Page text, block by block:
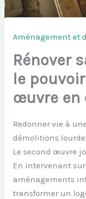
Aménagement et
Rénover
le
œuvre en
Redonner vie à
démolitions
Le second œuvre
En intervenant
aménagements
transformer un